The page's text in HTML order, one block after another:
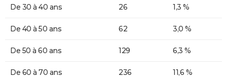
De 30 à 40 ans 26 1,3 %
De 40 à 50 ans 62 3,0 %
De 50 à 60 ans 129 6,3 %
De 60 à 70 ans 236 11,6 %